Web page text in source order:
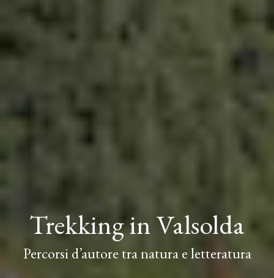
Trekking in Valsolda
Percorsi d’autore tra natura e letteratura